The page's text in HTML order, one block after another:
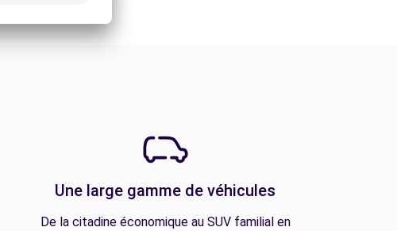
Une large gamme de véhicules
De la citadine économique au SUV familial en